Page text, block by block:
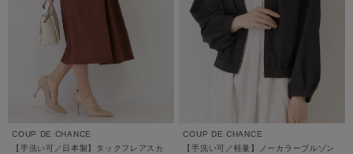
COUP DE CHANCE
【手洗い可／日本製】タックフレアスカ
COUP DE CHANCE
【手洗い可／軽量】ノーカラーブルゾン